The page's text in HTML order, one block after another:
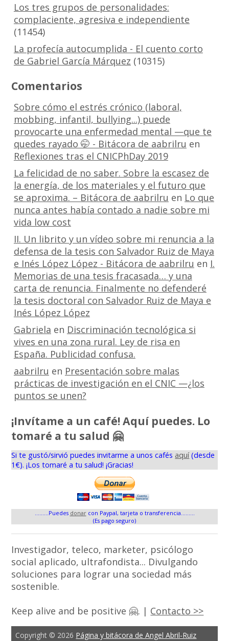
Los tres grupos de personalidades:
complaciente, agresiva e independiente
(11454)
La profecía autocumplida - El cuento corto
de Gabriel García Márquez (10315)
Comentarios
Sobre cómo el estrés crónico (laboral,
mobbing, infantil, bullying...) puede
provocarte una enfermedad mental —que te
quedes rayado 🤭 - Bitácora de aabrilru en
Reflexiones tras el CNICPhDay 2019
La felicidad de no saber. Sobre la escasez de
la energía, de los materiales y el futuro que
se aproxima. – Bitácora de aabrilru en Lo que
nunca antes había contado a nadie sobre mi
vida low cost
II. Un librito y un vídeo sobre mi renuncia a la
defensa de la tesis con Salvador Ruiz de Maya
e Inés López López - Bitácora de aabrilru en I.
Memorias de una tesis fracasada… y una
carta de renuncia. Finalmente no defenderé
la tesis doctoral con Salvador Ruiz de Maya e
Inés López López
Gabriela en Discriminación tecnológica si
vives en una zona rural. Ley de risa en
España. Publicidad confusa.
aabrilru en Presentación sobre malas
prácticas de investigación en el CNIC —¿los
puntos se unen?
¡Invítame a un café! Aquí puedes. Lo
tomaré a tu salud 🤗
Si te gustó/sirvió puedes invitarme a unos cafés aquí(desde
1€). ¡Los tomaré a tu salud! ¡Gracias!
.........Puedes donarcon Paypal, tarjeta o transferencia.........
(Es pago seguro)
Investigador, teleco, marketer, psicólogo
social aplicado, ultrafondista... Divulgando
soluciones para lograr una sociedad más
sostenible.
Keep alive and be positive 🤗. | Contacto >>
Copyright © 2026 Página y bitácora de Angel Abril-Ruiz